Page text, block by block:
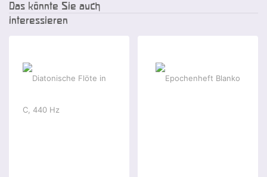
Das könnte Sie auch
interessieren